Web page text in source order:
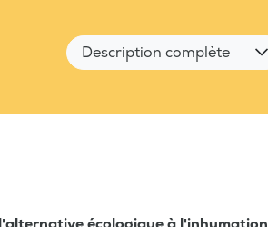
Description complète